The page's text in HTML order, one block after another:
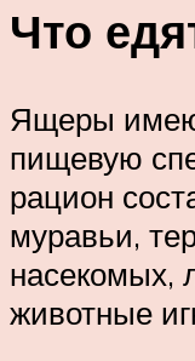
Что
Ящеры
пищевую
рацион
муравьи,
насекомых,
животные